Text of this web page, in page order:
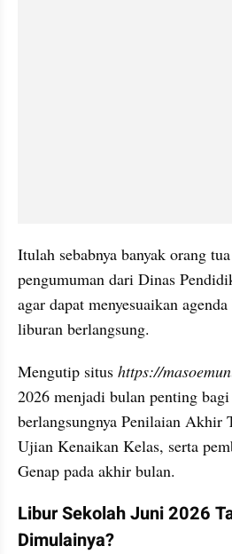
Itulah sebabnya banyak orang
pengumuman dari Dinas
agar dapat menyesuaikan
liburan berlangsung.
Mengutip situs https://
2026 menjadi bulan penting
berlangsungnya Penilaian Akhir
Ujian Kenaikan Kelas, serta
Genap pada akhir bulan.
Libur Sekolah Juni 2026
Dimulainya?